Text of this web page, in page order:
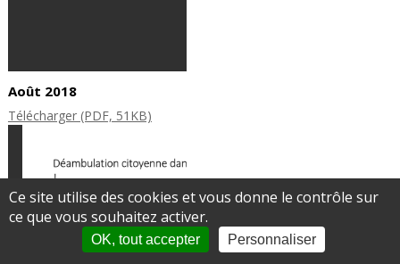
Ce site utilise des cookies et vous donne le contrôle sur
ce que vous souhaitez activer.
OK, tout accepter Personnaliser
Août 2018
Télécharger (PDF, 51KB)